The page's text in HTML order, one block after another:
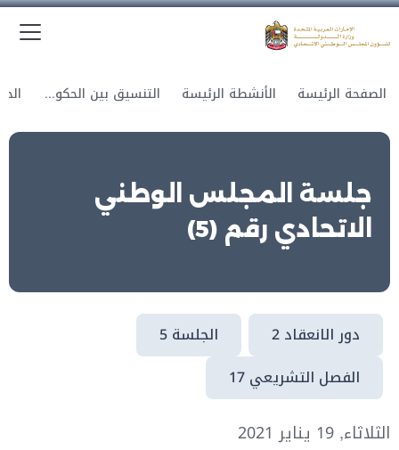
الصفحة الرئيسة الأنشطة الرئيسة التنسيق بين الحكومة والمجلس
جلسة المجلس الوطني
الاتحادي رقم (5)
دور الانعقاد 2
الجلسة 5
الفصل التشريعي 17
الثلاثاء, 19 يناير 2021